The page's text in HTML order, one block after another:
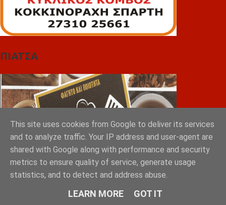
ΠΙΑΤΣΑ
This site uses cookies from Google to deliver its services
and to analyze traffic. Your IP address and user-agent are
shared with Google along with performance and security
metrics to ensure quality of service, generate usage
statistics, and to detect and address abuse.
LEARN MORE GOT IT